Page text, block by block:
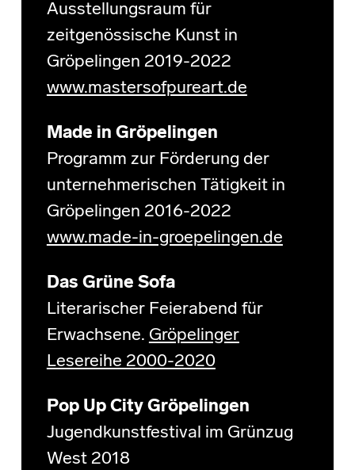
Ausstellungsraum für
zeitgenössische Kunst in
Gröpelingen 2019-2022
www.mastersofpureart.de
Made in Gröpelingen
Programm zur Förderung der
unternehmerischen Tätigkeit in
Gröpelingen 2016-2022
www.made-in-groepelingen.de
Das Grüne Sofa
Literarischer Feierabend für
Erwachsene. Gröpelinger
Lesereihe 2000-2020
Pop Up City Gröpelingen
Jugendkunstfestival im Grünzug
West 2018